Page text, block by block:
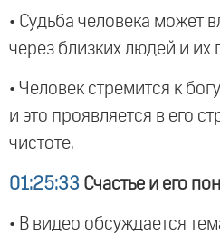
• Судьба человека может
через близких людей и их
• Человек стремится к
и это проявляется в его
чистоте.
01:25:33 Счастье и его
• В видео обсуждается